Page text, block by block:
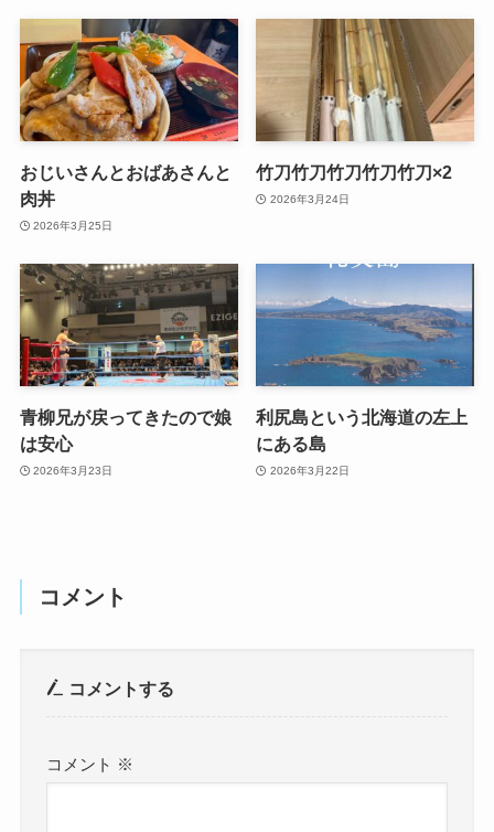
おじいさんとおばあさんと
肉丼
2026年3月25日
竹刀竹刀竹刀竹刀竹刀×2
2026年3月24日
青柳兄が戻ってきたので娘
は安心
2026年3月23日
利尻島という北海道の左上
にある島
2026年3月22日
コメント
コメントする
コメント ※